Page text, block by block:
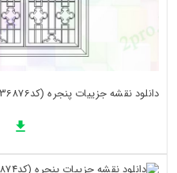
دانلود نقشه جزییات پنجره (کد36876)